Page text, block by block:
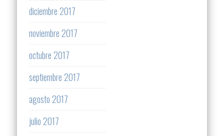
diciembre 2017
noviembre 2017
octubre 2017
septiembre 2017
agosto 2017
julio 2017